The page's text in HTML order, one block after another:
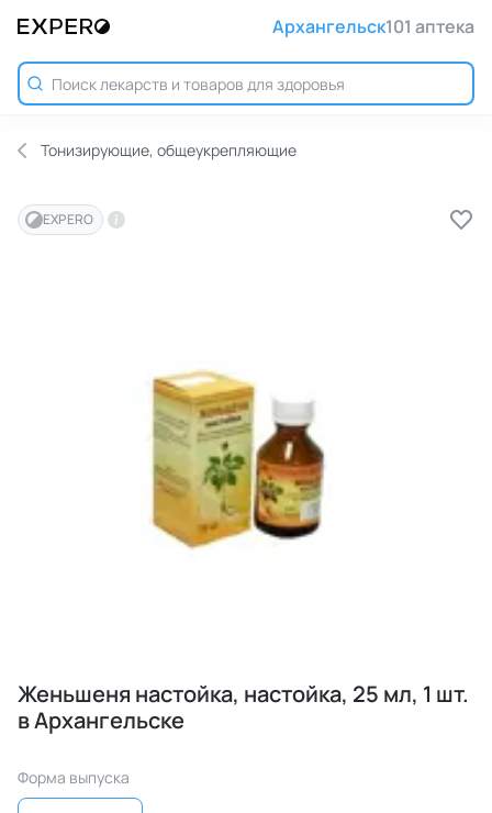
Архангельск101 аптека
Тонизирующие, общеукрепляющие
EXPERO
Женьшеня настойка, настойка, 25 мл, 1 шт.
в Архангельске
Форма выпуска